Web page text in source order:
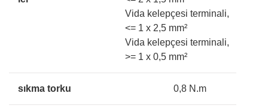
Vida kelepçesi terminali,
<= 1 x 2,5 mm²
Vida kelepçesi terminali,
>= 1 x 0,5 mm²
sıkma torku 0,8 N.m